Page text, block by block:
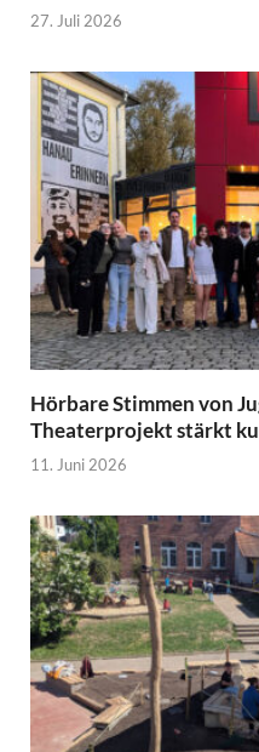
27. Juli 2026
Hörbare Stimmen von
Theaterprojekt stärkt
11. Juni 2026